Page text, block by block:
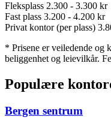
Fleksplass 2.300 - 3.300 kr
Fast plass 3.200 - 4.200 kr
Privat kontor (per plass)
* Prisene er veiledende og
beliggenhet og leievilkår.
Populære
Bergen sentrum